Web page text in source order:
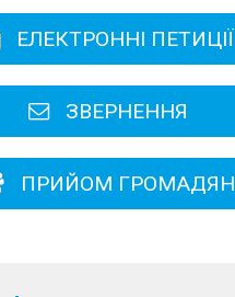
міські ради
ЕЛЕКТРОННІ ПЕТИЦІЇ
ЗВЕРНЕННЯ
ПРИЙОМ ГРОМАДЯН